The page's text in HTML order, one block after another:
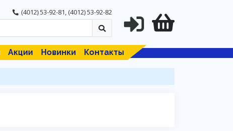
(4012) 53-92-81,(4012) 53-92-82
Акции Новинки Контакты